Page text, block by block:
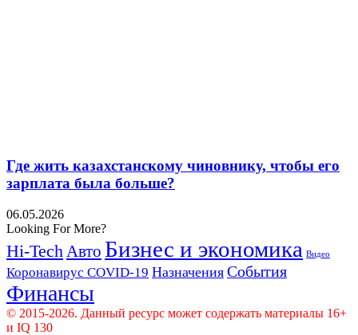
Где жить казахстанскому чиновнику, чтобы его
зарплата была больше?
06.05.2026
Looking For More?
Hi-Tech Авто Бизнес и экономика Видео
Коронавирус COVID-19 Назначения События
Финансы
© 2015-2026. Данный ресурс может содержать материалы 16+
и IQ 130